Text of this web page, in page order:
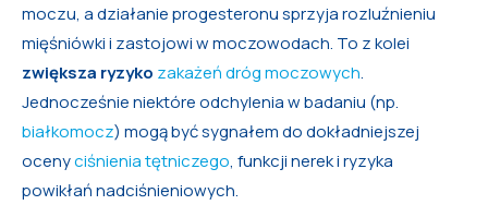
moczu, a działanie progesteronu sprzyja rozluźnieniu
mięśniówki i zastojowi w moczowodach. To z kolei
zwiększa ryzyko zakażeń dróg moczowych.
Jednocześnie niektóre odchylenia w badaniu (np.
białkomocz) mogą być sygnałem do dokładniejszej
ocenyciśnienia tętniczego, funkcji nerek i ryzyka
powikłań nadciśnieniowych.